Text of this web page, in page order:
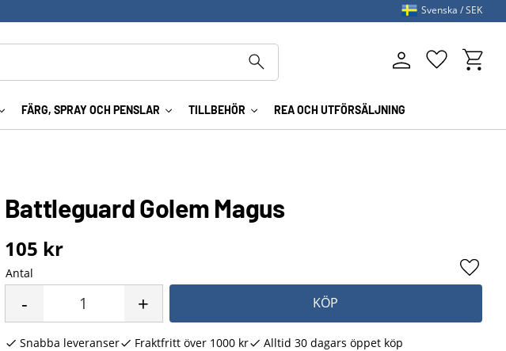
FÄRG, SPRAY OCH PENSLAR TILLBEHÖR REA OCH UTFÖRSÄLJNING
Favoriter
Svenska SEK
Battleguard Golem Magus
105 kr
Antal
+
- KÖP
Lägg
Snabba leveranser Fraktfritt över 1000 kr Alltid 30 dagars öppet köp